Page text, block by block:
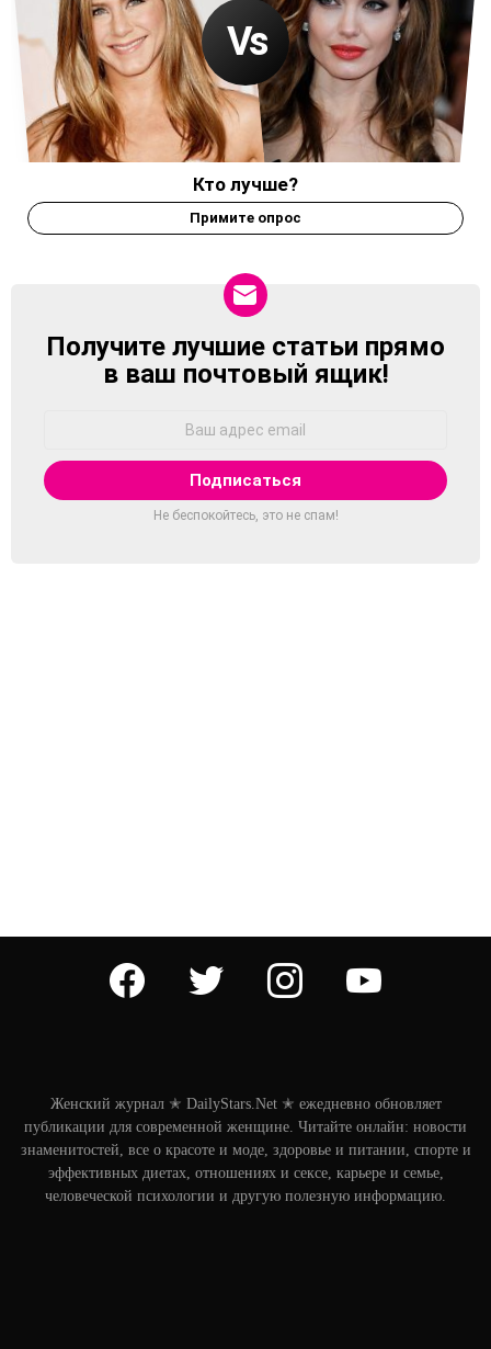
Кто лучше?
Примите опрос
NEWSLETTER
Получите лучшие статьи прямо
в ваш почтовый ящик!
Не беспокойтесь, это не спам!
facebook twitter instagram
Женский журнал ✭ DailyStars.Net ✭ ежедневно обновляет
публикации для современной женщине. Читайте онлайн: новости
знаменитостей, все о красоте и моде, здоровье и питании, спорте и
эффективных диетах, отношениях и сексе, карьере и семье,
человеческой психологии и другую полезную информацию.